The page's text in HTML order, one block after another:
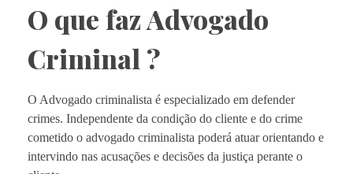
O que faz Advogado
Criminal ?
O Advogado criminalista é especializado em defender
crimes. Independente da condição do cliente e do crime
cometido o advogado criminalista poderá atuar orientando e
intervindo nas acusações e decisões da justiça perante o